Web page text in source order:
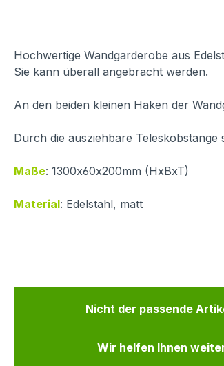
Hochwertige Wandgarderobe aus
Sie kann überall angebracht werden.
An den beiden kleinen Haken der
Durch die ausziehbare
Maße: 1300x60x200mm (HxBxT)
Material: Edelstahl, matt
Nicht der passende
Wir helfen Ihnen